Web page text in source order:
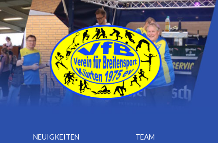
NEUIGKEITEN TEAM